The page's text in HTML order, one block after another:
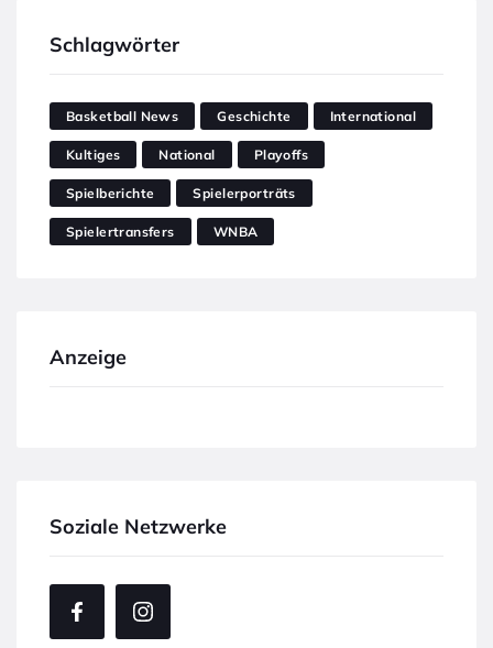
Schlagwörter
Basketball News Geschichte International
Kultiges National Playoffs
Spielberichte Spielerporträts
Spielertransfers WNBA
Anzeige
Soziale Netzwerke